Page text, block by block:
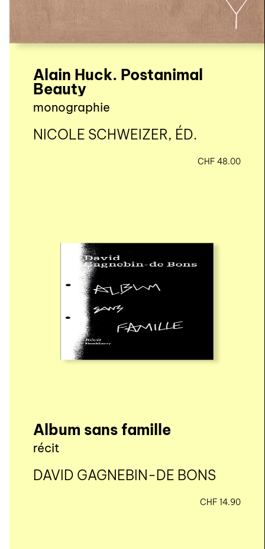
Alain Huck. Postanimal
Beauty
monographie
NICOLE SCHWEIZER, ÉD.
CHF 48.00
Album sans famille
récit
DAVID GAGNEBIN-DE BONS
CHF 14.90